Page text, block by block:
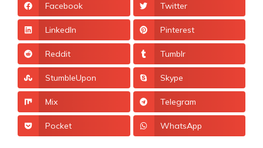
Facebook Twitter
LinkedIn Pinterest
Reddit Tumblr
StumbleUpon Skype
Mix Telegram
Pocket WhatsApp